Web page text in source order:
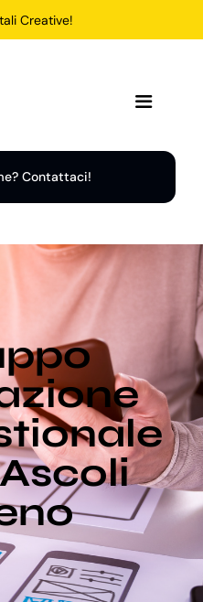
Creative!
Toggle
Contattaci!